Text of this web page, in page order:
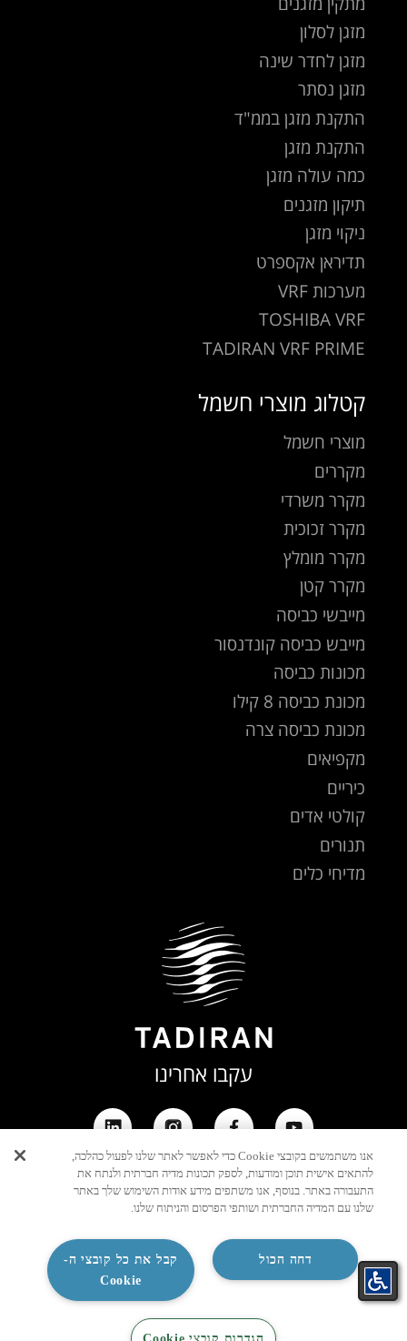
מזגן לסלון
מזגן לחדר שינה
מזגן נסתר
התקנת מזגן בממ"ד
התקנת מזגן
כמה עולה מזגן
תיקון מזגנים
ניקוי מזגן
תדיראן אקספרט
מערכות VRF
TOSHIBA VRF
TADIRAN VRF PRIME
קטלוג מוצרי חשמל
מוצרי חשמל
מקררים
מקרר משרדי
מקרר זכוכית
מקרר מומלץ
מקרר קטן
מייבשי כביסה
מייבש כביסה קונדנסור
מכונות כביסה
מכונת כביסה 8 קילו
מכונת כביסה צרה
מקפיאים
כיריים
קולטי אדים
תנורים
מדיחי כלים
עקבו אחרינו
מוקד
אנו משתמשים בקובצי Cookie כדי לאפשר לאתר שלנו לפעול כהלכה,
להתאים אישית תוכן ומודעות, לספק תכונות מדיה חברתית ולנתח את
התעבורה באתר. בנוסף, אנו משתפים מידע אודות השימוש שלך באתר
שלנו עם המדיה החברתית ושותפי הפרסום והניתוח שלנו.
קבל את כל קובצי ה-
Cookie
דחה הכול
הגדרות קובצי Cookie